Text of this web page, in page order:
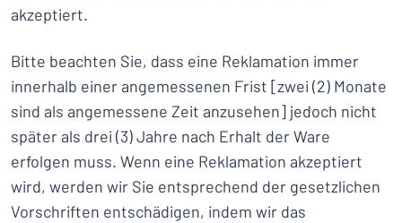
akzeptiert.
Bitte beachten Sie, dass eine Reklamation immer
innerhalb einer angemessenen Frist [zwei (2) Monate
sind als angemessene Zeit anzusehen] jedoch nicht
später als drei (3) Jahre nach Erhalt der Ware
erfolgen muss. Wenn eine Reklamation akzeptiert
wird, werden wir Sie entsprechend der gesetzlichen
Vorschriften entschädigen, indem wir das